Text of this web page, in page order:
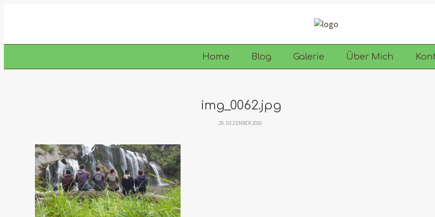
Home Blog Galerie Über Mich
img_0062.jpg
29. DEZEMBER 2016